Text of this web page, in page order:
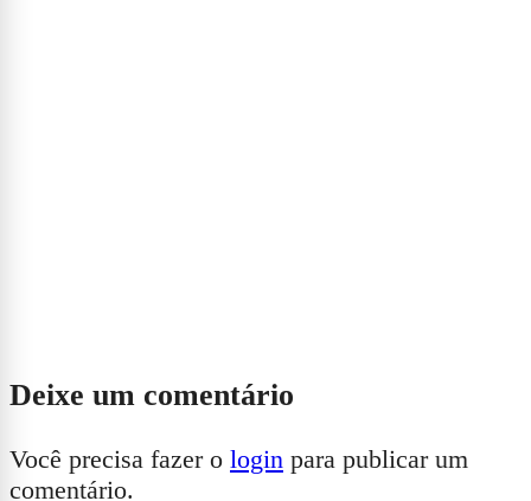
Deixe um comentário
Você precisa fazer o login para publicar um
comentário.